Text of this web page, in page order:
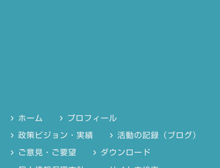
ホーム プロフィール
政策ビジョン・実績 活動の記録（ブログ）
ご意見・ご要望 ダウンロード